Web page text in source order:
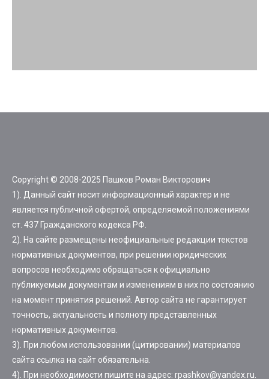
Copyright © 2008-2025 Пашков Роман Викторович
1). Данный сайт носит информационный характер и не
является публичной офертой, определяемой положениями
ст. 437 Гражданского кодекса РФ.
2). На сайте размещены неофициальные редакции текстов
нормативных документов, при решении юридических
вопросов необходимо обращаться к официально
публикуемым документам и изменениям в них по состоянию
на момент принятия решений. Автор сайта не гарантирует
точность, актуальность и полноту представленных
нормативных документов.
3). При любом использовании (цитировании) материалов
сайта ссылка на сайт обязательна.
4). При необходимости пишите на адрес: rpashkov@yandex.ru.